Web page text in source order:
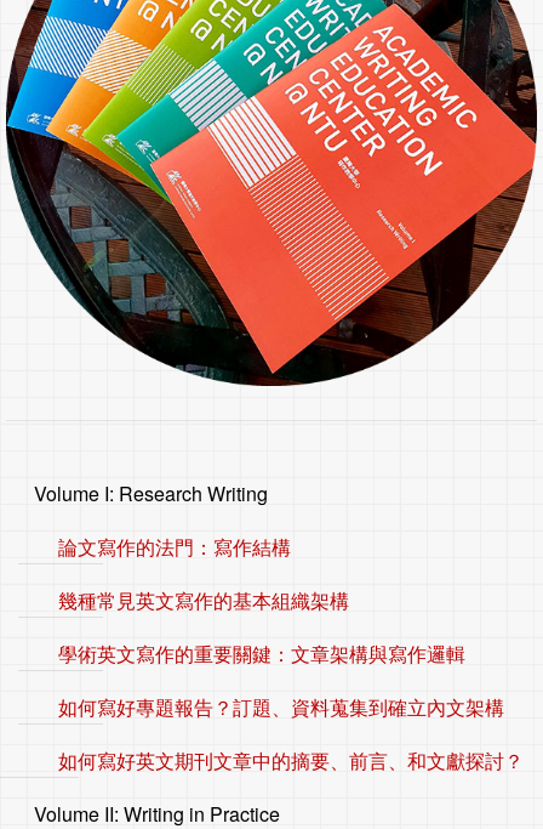
Volume I: Research Writing
論文寫作的法門：寫作結構
幾種常見英文寫作的基本組織架構
學術英文寫作的重要關鍵：文章架構與寫作邏輯
如何寫好專題報告？訂題、資料蒐集到確立內文架構
如何寫好英文期刊文章中的摘要、前言、和文獻探討？
Volume II: Writing in Practice